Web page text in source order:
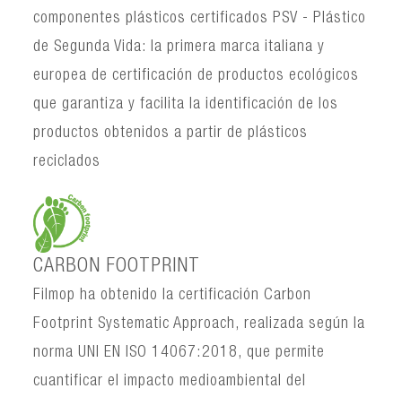
componentes plásticos certificados PSV - Plástico
de Segunda Vida: la primera marca italiana y
europea de certificación de productos ecológicos
que garantiza y facilita la identificación de los
productos obtenidos a partir de plásticos
reciclados
CARBON FOOTPRINT
Filmop ha obtenido la certificación Carbon
Footprint Systematic Approach, realizada según la
norma UNI EN ISO 14067:2018, que permite
cuantificar el impacto medioambiental del